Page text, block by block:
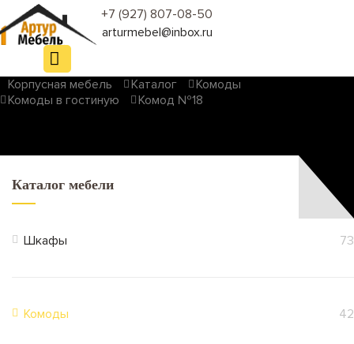
+7 (927) 807-08-50
arturmebel@inbox.ru
Корпусная мебель Каталог
Комоды
Комоды в гостиную
Комод №18
Каталог мебели
Шкафы 73
Комоды 42